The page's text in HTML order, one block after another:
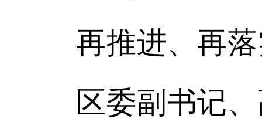
再推进、再
区委副书记